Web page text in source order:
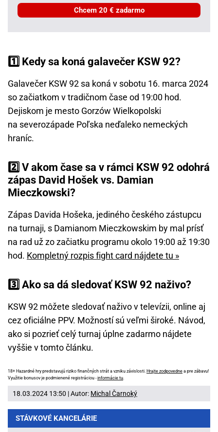
Chcem 20 € zadarmo
1️⃣ Kedy sa koná galavečer KSW 92?
Galavečer KSW 92 sa koná v sobotu 16. marca 2024
so začiatkom v tradičnom čase od 19:00 hod.
Dejiskom je mesto Gorzów Wielkopolski
na severozápade Poľska neďaleko nemeckých
hraníc.
2️⃣ V akom čase sa v rámci KSW 92 odohrá
zápas David Hošek vs. Damian
Mieczkowski?
Zápas Davida Hošeka, jediného českého zástupcu
na turnaji, s Damianom Mieczkowskim by mal prísť
na rad už zo začiatku programu okolo 19:00 až 19:30
hod. Kompletný rozpis fight card nájdete tu »
3️⃣ Ako sa dá sledovať KSW 92 naživo?
KSW 92 môžete sledovať naživo v televízii, online aj
cez oficiálne PPV. Možností sú veľmi široké. Návod,
ako si pozrieť celý turnaj úplne zadarmo nájdete
vyššie v tomto článku.
18+ Hazardné hry predstavujú riziko finančných strát a vzniku závislosti. Hrajte zodpovedne a pre zábavu!
Využitie bonusov je podmienené registráciou -informácie tu.
18.03.2024 13:50 | Autor: Michal Čarnoký
STÁVKOVÉ KANCELÁRIE